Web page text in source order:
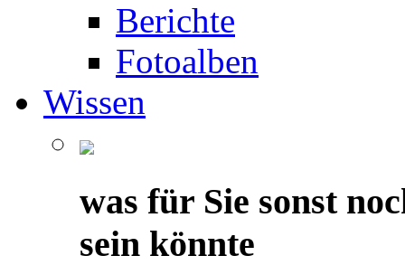
Berichte
Fotoalben
Wissen
was für Sie sonst
sein könnte